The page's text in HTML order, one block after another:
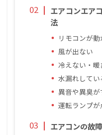
エアコンエア
法
リモコンが
風が出ない
冷えない・
水漏れしてい
異音や異臭が
運転ランプ
エアコンの故